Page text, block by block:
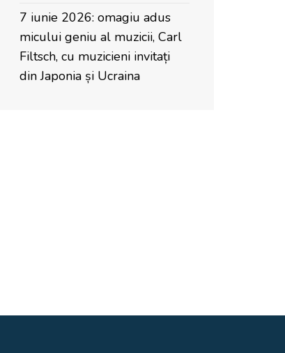
7 iunie 2026: omagiu adus
micului geniu al muzicii, Carl
Filtsch, cu muzicieni invitați
din Japonia și Ucraina